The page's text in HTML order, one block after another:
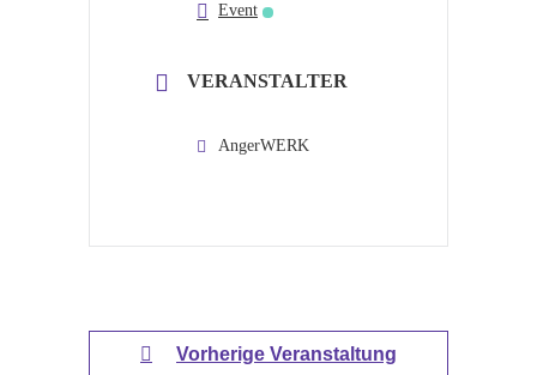
Event
VERANSTALTER
AngerWERK
Vorherige Veranstaltung